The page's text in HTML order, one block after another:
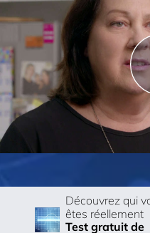
Découvrez qui
êtes réellement
Test gratuit de